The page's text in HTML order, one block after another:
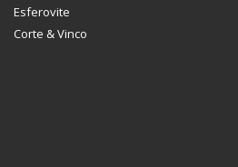
Esferovite
Corte & Vinco